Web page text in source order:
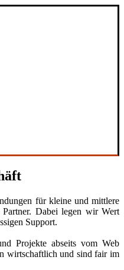
für kleine und mittlere
Dabei legen wir Wert
Support.
Projekte abseits vom Web
wirtschaftlich und sind fair im